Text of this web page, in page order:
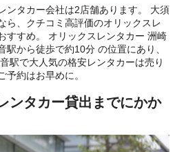
ンタカー会社は2店舗あります。 大須
ら、クチコミ高評価のオリックスレ
すすめ。 オリックスレンタカー 洲崎
から徒歩で約10分 の位置にあり、
駅で大人気の格安レンタカーは売り
約はお早めに。
ンタカー貸出までにかか